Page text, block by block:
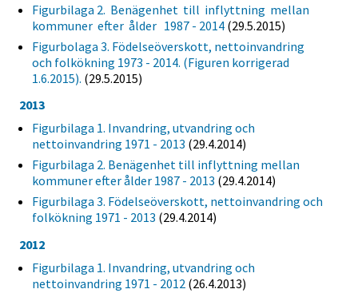
Figurbilaga 2. Benägenhet till inflyttning mellan
kommuner efter ålder 1987 - 2014 (29.5.2015)
Figurbolaga 3. Födelseöverskott, nettoinvandring
och folkökning 1973 - 2014. (Figuren korrigerad
1.6.2015). (29.5.2015)
2013
Figurbilaga 1. Invandring, utvandring och
nettoinvandring 1971 - 2013 (29.4.2014)
Figurbilaga 2. Benägenhet till inflyttning mellan
kommuner efter ålder 1987 - 2013 (29.4.2014)
Figurbilaga 3. Födelseöverskott, nettoinvandring och
folkökning 1971 - 2013 (29.4.2014)
2012
Figurbilaga 1. Invandring, utvandring och
nettoinvandring 1971 - 2012 (26.4.2013)